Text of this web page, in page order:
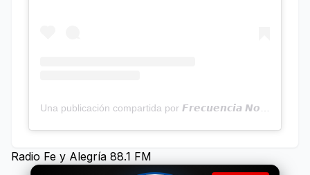
Radio Fe y Alegría 88.1 FM